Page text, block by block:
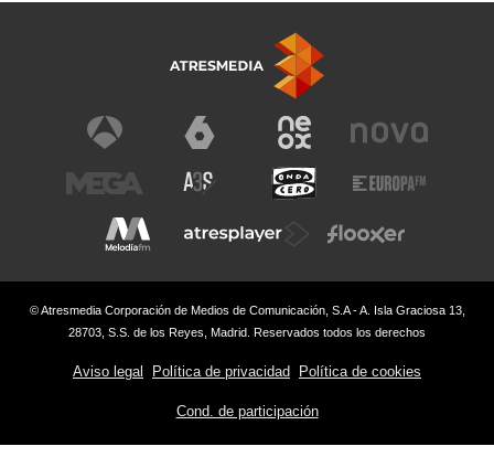
© Atresmedia Corporación de Medios de Comunicación, S.A - A. Isla Graciosa 13,
28703, S.S. de los Reyes, Madrid. Reservados todos los derechos
Aviso legal Política de privacidad Política de cookies
Cond. de participación